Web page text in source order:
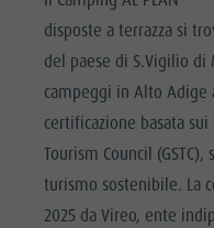
disposte a terrazza si
del paese di S.Vigilio
campeggi in Alto Adige
certificazione basata
Tourism Council
turismo sostenibile. La
2025 da Vireo, ente